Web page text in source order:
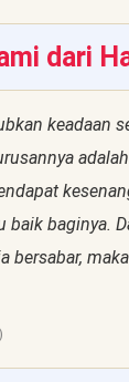
dari
keadaan
baik baginya.
bersabar,